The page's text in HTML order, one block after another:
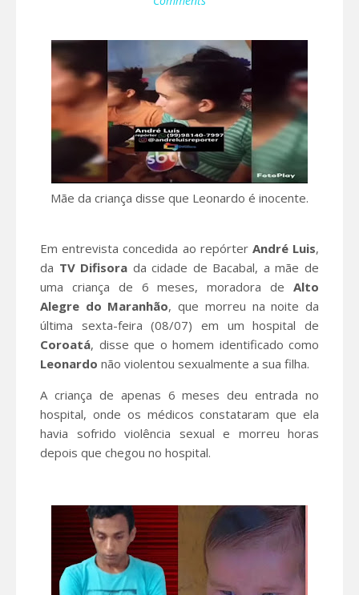
Mãe da criança disse que Leonardo é inocente.
Em entrevista concedida ao repórter André Luis,
da TV Difisora da cidade de Bacabal, a mãe de
uma criança de 6 meses, moradora de Alto
Alegre do Maranhão, que morreu na noite da
última sexta-feira (08/07) em um hospital de
Coroatá, disse que o homem identificado como
Leonardo não violentou sexualmente a sua filha.
A criança de apenas 6 meses deu entrada no
hospital, onde os médicos constataram que ela
havia sofrido violência sexual e morreu horas
depois que chegou no hospital.